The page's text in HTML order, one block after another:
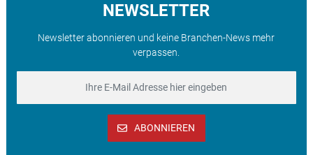
NEWSLETTER
Newsletter abonnieren und keine Branchen-News mehr
verpassen.
ABONNIEREN